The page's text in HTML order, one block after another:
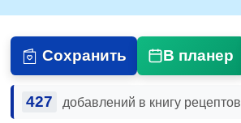
Сохранить В планер
427 добавлений в книгу рецептов